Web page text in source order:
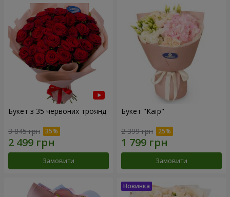
Букет з 35 червоних троянд
3 845 грн
Замовити
Букет "Каїр"
2 399 грн
Замовити